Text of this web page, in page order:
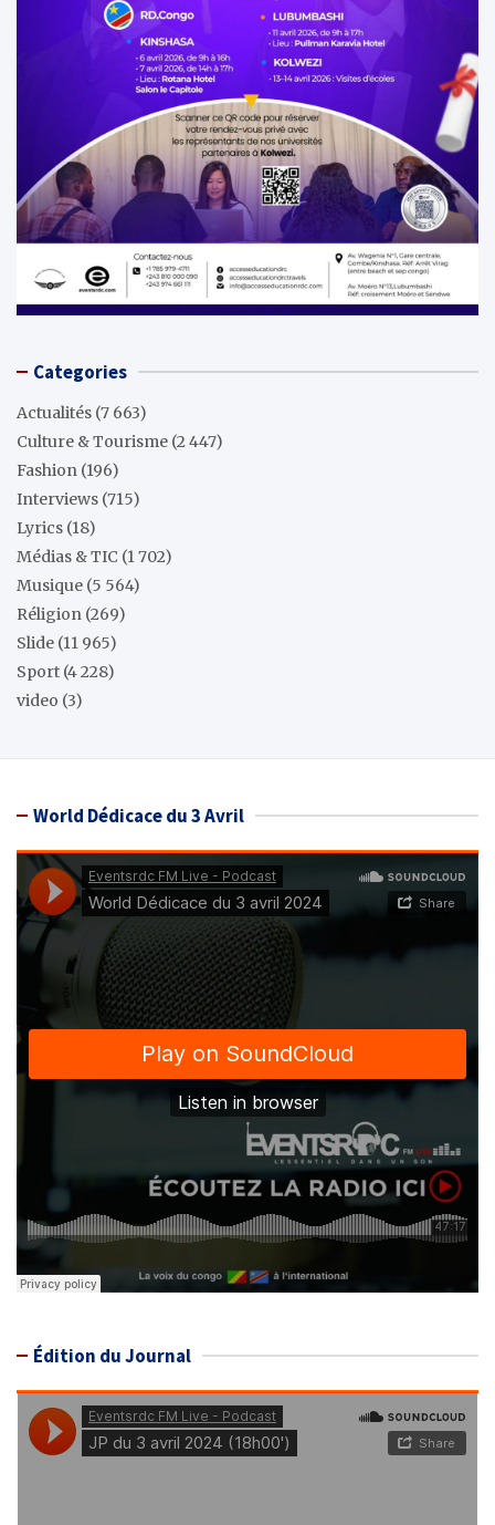
Categories
Actualités (7 663)
Culture & Tourisme (2 447)
Fashion (196)
Interviews (715)
Lyrics (18)
Médias & TIC (1 702)
Musique (5 564)
Réligion (269)
Slide (11 965)
Sport (4 228)
video (3)
World Dédicace du 3 Avril
Édition du Journal